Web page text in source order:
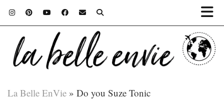
La Belle EnVie » Do you Suze Tonic